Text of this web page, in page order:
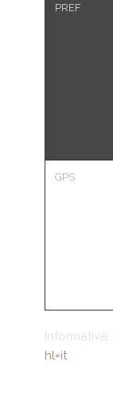
PREF
GPS
Informativa:
hl=it